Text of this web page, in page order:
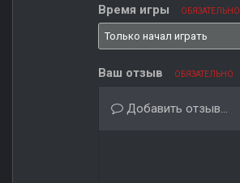
Время игры ОБЯЗАТЕЛЬНО
Ваш отзыв ОБЯЗАТЕЛЬНО
Добавить отзыв...